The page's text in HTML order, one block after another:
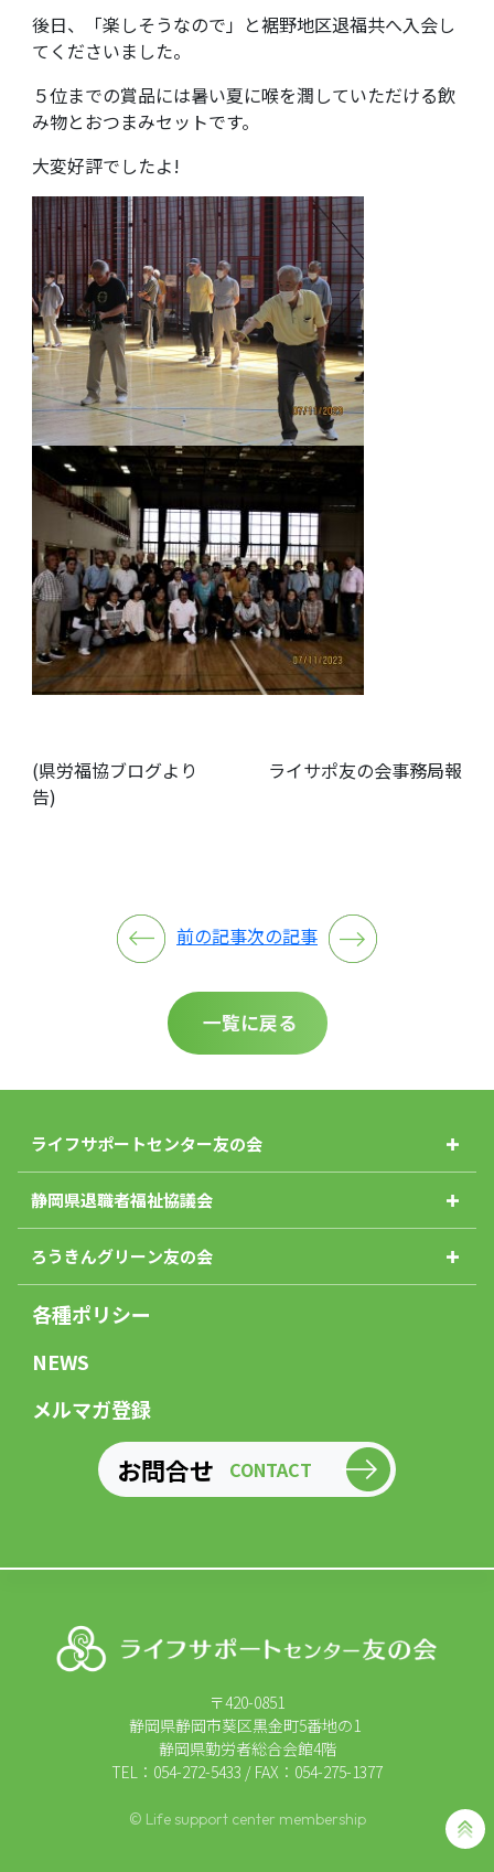
後日、「楽しそうなので」と裾野地区退福共へ入会し
てくださいました。
５位までの賞品には暑い夏に喉を潤していただける飲
み物とおつまみセットです。
大変好評でしたよ!
(県労福協ブログより ライサポ友の会事務局報
告)
前の記事次の記事
一覧に戻る
ライフサポートセンター友の会
静岡県退職者福祉協議会
ろうきんグリーン友の会
各種ポリシー
NEWS
メルマガ登録
お問合せ CONTACT
〒420-0851
静岡県静岡市葵区黒金町5番地の1
静岡県勤労者総合会館4階
TEL：054-272-5433 / FAX：054-275-1377
© Life support center membership